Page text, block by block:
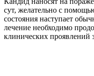
сут, желательно с
состояния наступает
лечение необходимо
клинических проявлений